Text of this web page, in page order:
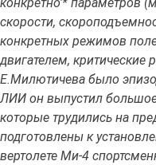
конкретно'* параметров
скорости,
конкретных режимов
двигателем, критические
Е.Милютичева было
ЛИИ он выпустил большое
которые трудились на
подготовлены к
вертолете Ми-4